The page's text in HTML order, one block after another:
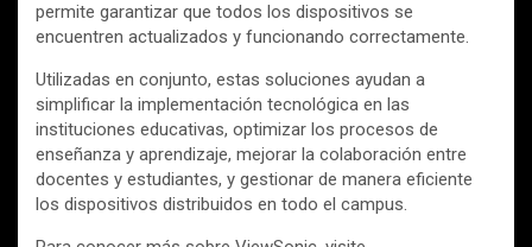
permite garantizar que todos los dispositivos se
encuentren actualizados y funcionando correctamente.
Utilizadas en conjunto, estas soluciones ayudan a
simplificar la implementación tecnológica en las
instituciones educativas, optimizar los procesos de
enseñanza y aprendizaje, mejorar la colaboración entre
docentes y estudiantes, y gestionar de manera eficiente
los dispositivos distribuidos en todo el campus.